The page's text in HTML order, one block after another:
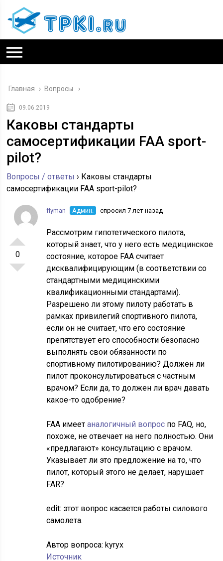
Главная › Вопросы
09.06.2019
Каковы стандарты
самосертификации FAA sport-
pilot?
Вопросы / ответы › Каковы стандарты
самосертификации FAA sport-pilot?
0
flyman Админ. спросил 7 лет назад
Рассмотрим гипотетического пилота,
который знает, что у него есть медицинское
состояние, которое FAA считает
дисквалифицирующим (в соответствии со
стандартными медицинскими
квалификационными стандартами).
Разрешено ли этому пилоту работать в
рамках привилегий спортивного пилота,
если он не считает, что его состояние
препятствует его способности безопасно
выполнять свои обязанности по
спортивному пилотированию? Должен ли
пилот проконсультироваться с частным
врачом? Если да, то должен ли врач давать
какое-то одобрение?
FAA имеетаналогичный вопрос по FAQ, но,
похоже, не отвечает на него полностью. Они
«предлагают» консультацию с врачом.
Указывает ли это предложение на то, что
пилот, который этого не делает, нарушает
FAR?
edit: этот вопрос касается работы силового
самолета.
Автор вопроса:kyryx
Источник